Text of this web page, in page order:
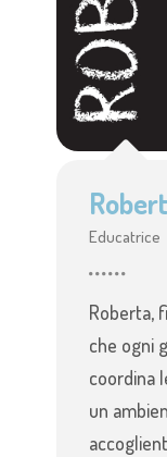
Educatrice
Roberta,
che ogni
coordina
un